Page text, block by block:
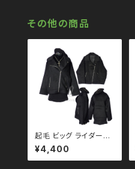
モノトーン ブラックコー
デ 黒コーデ モード 系
ゴス ゴシック ゴスロリ
パンク ロック Ｖ 系 韓
国ファッション ストリー
ト系 原宿 個性的
その他の商品
起毛 ビッグ ライダース
ジャケット qou11000
2 大きいサイズ ユニセ
ックス ビッグシルエット
¥4,400